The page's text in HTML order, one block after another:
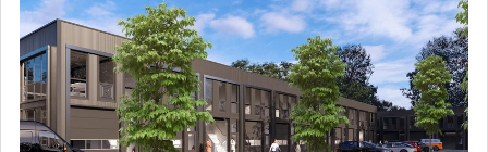
Bushalte op slechts 2 minuten loopafstand
Goede verbinding vanaf station Tilburg
Eindhoven Airport op ca. 35 km afstand
Bestemming